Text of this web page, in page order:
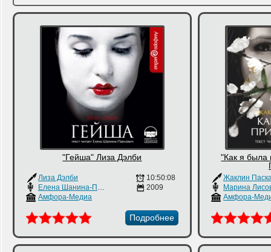
"Гейша" Лиза Дэлби
Лиза Дэлби
Елена Шанина-Павлович
Амфора-Медиа
10:50:08
2009
Подробнее
"Как я была
Жаклин
Марина
Амфора-